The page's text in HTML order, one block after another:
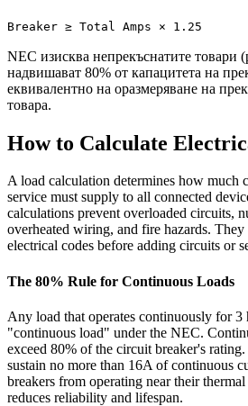
Breaker ≥ Total Amps × 1.25
NEC изисква непрекъснатите товари
надвишават 80% от капацитета на
еквивалентно на оразмеряване на
товара.
How to Calculate
A load calculation determines how much
service must supply to all connected
calculations prevent overloaded circuits,
overheated wiring, and fire hazards.
electrical codes before adding circuits or
The 80% Rule for Continuous Loads
Any load that operates continuously for 3
"continuous load" under the NEC.
exceed 80% of the circuit breaker's
sustain no more than 16A of continuous
breakers from operating near their
reduces reliability and lifespan.